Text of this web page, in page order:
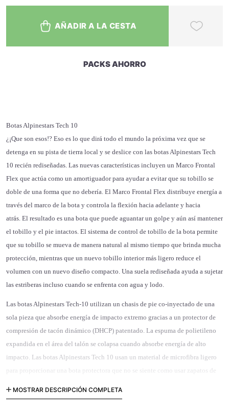
AÑADIR A LA CESTA
PACKS AHORRO
Botas Alpinestars Tech 10
¿¡Que son esos!? Eso es lo que dirá todo el mundo la próxima vez que se
detenga en su pista de tierra local y se deslice con las botas Alpinestars Tech
10 recién rediseñadas. Las nuevas características incluyen un Marco Frontal
Flex que actúa como un amortiguador para ayudar a evitar que su tobillo se
doble de una forma que no debería. El Marco Frontal Flex distribuye energía a
través del marco de la bota y controla la flexión hacia adelante y hacia
atrás. El resultado es una bota que puede aguantar un golpe y aún así mantener
el tobillo y el pie intactos. El sistema de control de tobillo de la bota permite
que su tobillo se mueva de manera natural al mismo tiempo que brinda mucha
protección, mientras que un nuevo tobillo interior más ligero reduce el
volumen con un nuevo diseño compacto. Una suela rediseñada ayuda a sujetar
las estriberas incluso cuando se enfrenta con agua y lodo.
Las botas Alpinestars Tech-10 utilizan un chasis de pie co-inyectado de una
sola pieza que absorbe energía de impacto extremo gracias a un protector de
compresión de tacón dinámico (DHCP) patentado. La espuma de polietileno
expandida en el área del talón se colapsa cuando absorbe energía de alto
impacto. Las botas Alpinestars Tech 10 usan un material de microfibra ligero
para proporcionar una bota protectora que no se siente como usar zapatos de
mantener la bota delgada sin renunciar a la protección.
MOSTRAR DESCRIPCIÓN COMPLETA